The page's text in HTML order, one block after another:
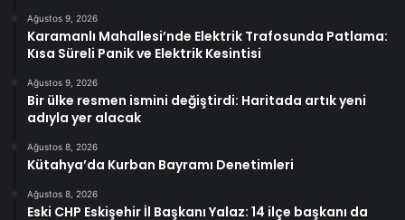
Ağustos 9, 2026
Karamanlı Mahallesi’nde Elektrik Trafosunda Patlama:
Kısa Süreli Panik ve Elektrik Kesintisi
Ağustos 9, 2026
Bir ülke resmen ismini değiştirdi: Haritada artık yeni
adıyla yer alacak
Ağustos 8, 2026
Kütahya’da Kurban Bayramı Denetimleri
Ağustos 8, 2026
Eski CHP Eskişehir İl Başkanı Yalaz: 14 ilçe başkanı da